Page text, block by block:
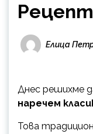
Елица
Днес решихме
наречем
Това